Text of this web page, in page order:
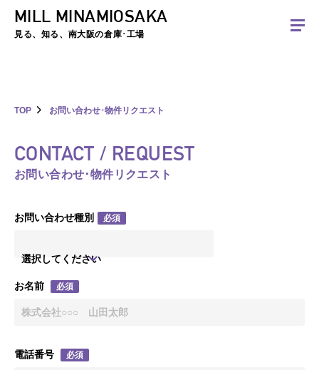
夏季休暇のお知らせ：2026年8月8日(土)～8月16日(日)まで休業とさせていた
MILL MINAMIOSAKA
見る、知る、南大阪の倉庫･工場
TOP お問い合わせ･物件リクエスト
CONTACT / REQUEST
お問い合わせ･物件リクエスト
お問い合わせ種別 必須
選択してください
お名前 必須
電話番号 必須